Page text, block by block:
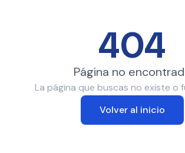
404
Página no
La página que buscas no existe o
Volver al inicio